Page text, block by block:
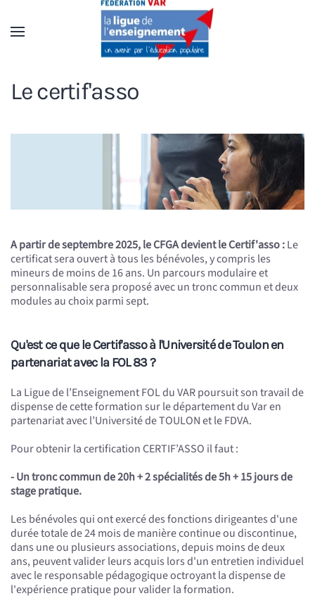
Accéder au contenu principal
Le certif'asso
A partir de septembre 2025, le CFGA devient le Certif'asso :Le
certificat sera ouvert à tous les bénévoles, y compris les
mineurs de moins de 16 ans. Un parcours modulaire et
personnalisable sera proposé avec un tronc commun et deux
modules au choix parmi sept.
Qu'est ce que le Certif'asso à l'Université de Toulon en
partenariat avec la FOL 83 ?
La Ligue de l’Enseignement FOL du VAR poursuit son travail de
dispense de cette formation sur le département du Var en
partenariat avec l’Université de TOULON et le FDVA.
Pour obtenir la certification CERTIF’ASSO il faut :
- Un tronc commun de 20h + 2 spécialités de 5h + 15 jours de
stage pratique.
Les bénévoles qui ont exercé des fonctions dirigeantes d'une
durée totale de 24 mois de manière continue ou discontinue,
dans une ou plusieurs associations, depuis moins de deux
ans, peuvent valider leurs acquis lors d'un entretien individuel
avec le responsable pédagogique octroyant la dispense de
l'expérience pratique pour valider la formation.